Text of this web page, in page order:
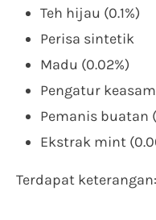
Teh hijau (0.1%)
Perisa sintetik
Madu (0.02%)
Pengatur
Pemanis buatan
Ekstrak mint
Terdapat